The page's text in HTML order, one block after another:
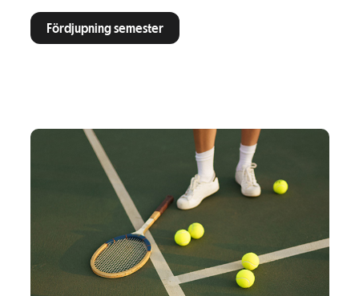
Fördjupning semester